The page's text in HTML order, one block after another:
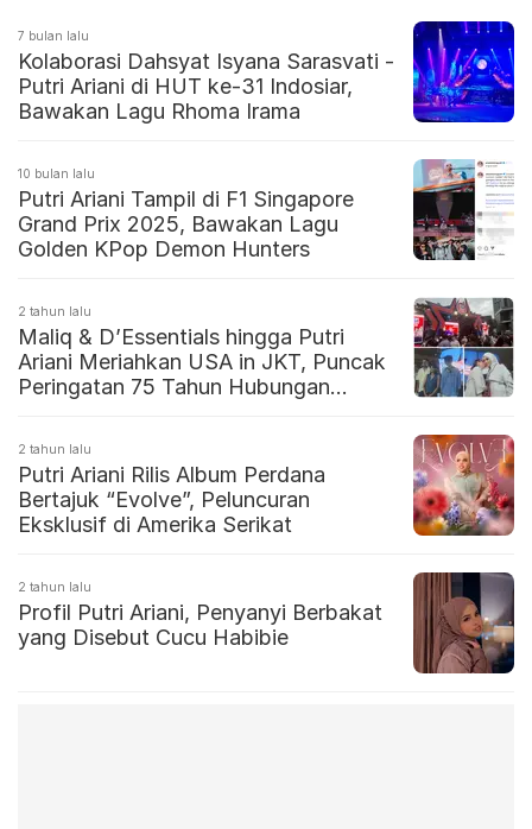
7 bulan lalu
Kolaborasi Dahsyat Isyana Sarasvati -
Putri Ariani di HUT ke-31 Indosiar,
Bawakan Lagu Rhoma Irama
10 bulan lalu
Putri Ariani Tampil di F1 Singapore
Grand Prix 2025, Bawakan Lagu
Golden KPop Demon Hunters
2 tahun lalu
Maliq & D’Essentials hingga Putri
Ariani Meriahkan USA in JKT, Puncak
Peringatan 75 Tahun Hubungan
2 tahun lalu
Putri Ariani Rilis Album Perdana
Bertajuk “Evolve”, Peluncuran
Eksklusif di Amerika Serikat
2 tahun lalu
Profil Putri Ariani, Penyanyi Berbakat
yang Disebut Cucu Habibie